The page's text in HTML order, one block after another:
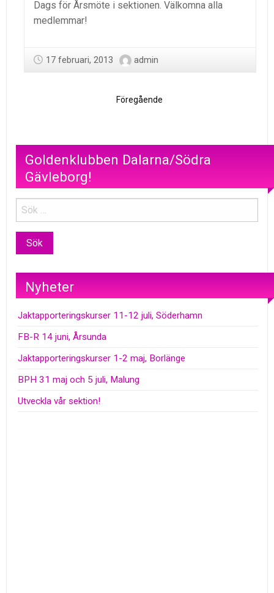
Dags för Årsmöte i sektionen. Välkomna alla
medlemmar!
17 februari, 2013 admin
Föregående
Goldenklubben Dalarna/Södra
Gävleborg!
Nyheter
Jaktapporteringskurser 11-12 juli, Söderhamn
FB-R 14 juni, Årsunda
Jaktapporteringskurser 1-2 maj, Borlänge
BPH 31 maj och 5 juli, Malung
Utveckla vår sektion!